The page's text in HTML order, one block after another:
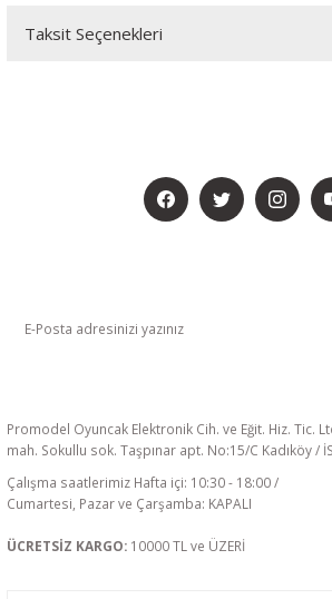
Taksit Seçenekleri
Promodel Oyuncak Elektronik Cih. ve Eğit. Hiz. Tic.
mah. Sokullu sok. Taşpınar apt. No:15/C Kadıköy /
Çalışma saatlerimiz Hafta içi: 10:30 - 18:00 /
Cumartesi, Pazar ve Çarşamba: KAPALI
ÜCRETSİZ KARGO: 10000 TL ve ÜZERİ